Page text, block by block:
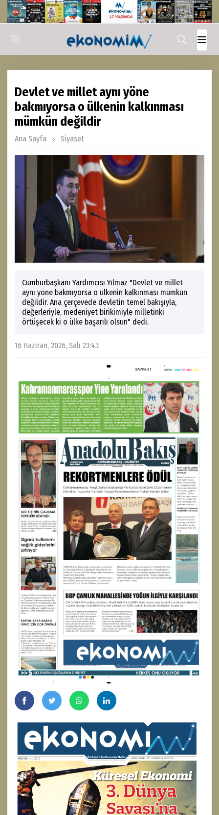
Devlet ve millet aynı yöne
bakmıyorsa o ülkenin kalkınması
mümkün değildir
Ana Sayfa Si̇yaset
Cumhurbaşkanı Yardımcısı Yılmaz "Devlet ve millet
aynı yöne bakmıyorsa o ülkenin kalkınması mümkün
değildir. Ana çerçevede devletin temel bakışıyla,
değerleriyle, medeniyet birikimiyle milletinki
örtüşecek ki o ülke başarılı olsun" dedi.
16 Haziran, 2026, Salı 23:43